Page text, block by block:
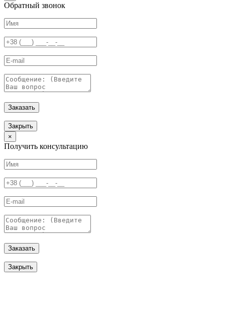
Обратный звонок
Заказать
Закрыть
×
Получить консультацию
Заказать
Закрыть